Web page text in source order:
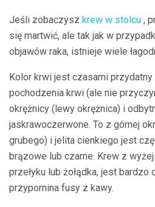
Jeśli zobaczysz krew w stolcu ,
się martwić, ale tak jak w
objawów raka, istnieje wiele
Kolor krwi jest czasami
pochodzenia krwi (ale nie
okrężnicy (lewy okrężnica) i
jaskrawoczerwone. To z górnej
grubego) i jelita cienkiego jest
brązowe lub czarne. Krew z wyżej
przełyku lub żołądka, jest bardzo
przypomina fusy z kawy.